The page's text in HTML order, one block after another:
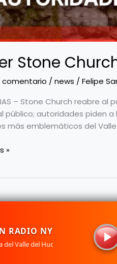
Stone
comentario / news / Felipe
– Stone Church reabre
público; autoridades piden a
más emblemáticos del
»
7358
RADIO NY
Valle del Hudson